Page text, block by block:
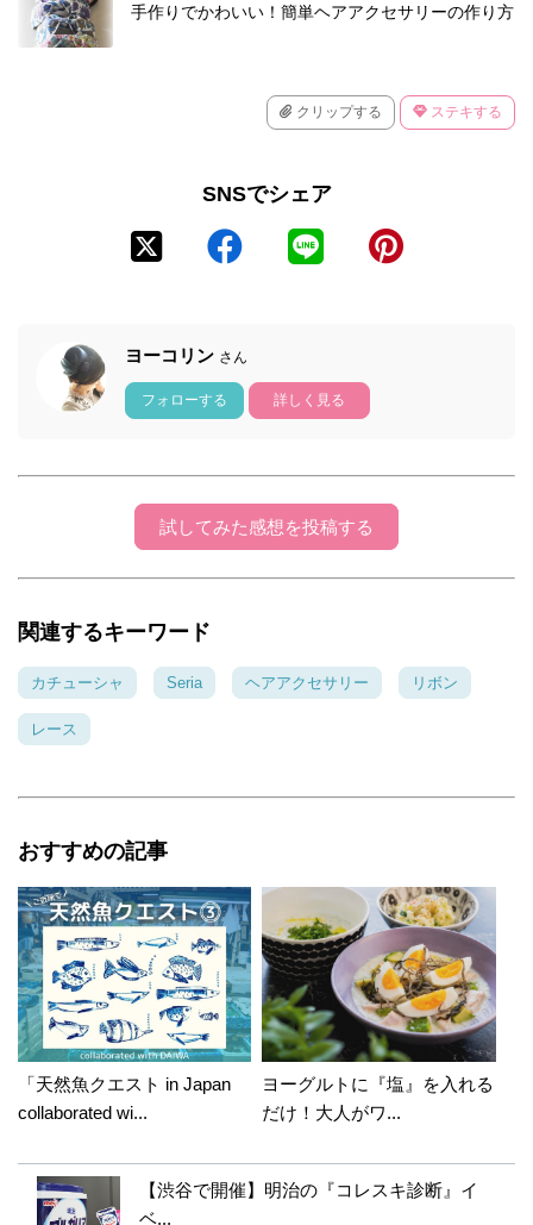
手作りでかわいい！簡単ヘアアクセサリーの作り方
クリップする ステキする
SNSでシェア
ヨーコリン さん
フォローする 詳しく見る
試してみた感想を投稿する
関連するキーワード
カチューシャ Seria ヘアアクセサリー リボン
レース
おすすめの記事
「天然魚クエスト in Japan
collaborated wi...
ヨーグルトに『塩』を入れる
だけ！大人がワ...
【渋谷で開催】明治の『コレスキ診断』イ
ベ...